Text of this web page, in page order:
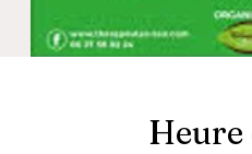
Heure